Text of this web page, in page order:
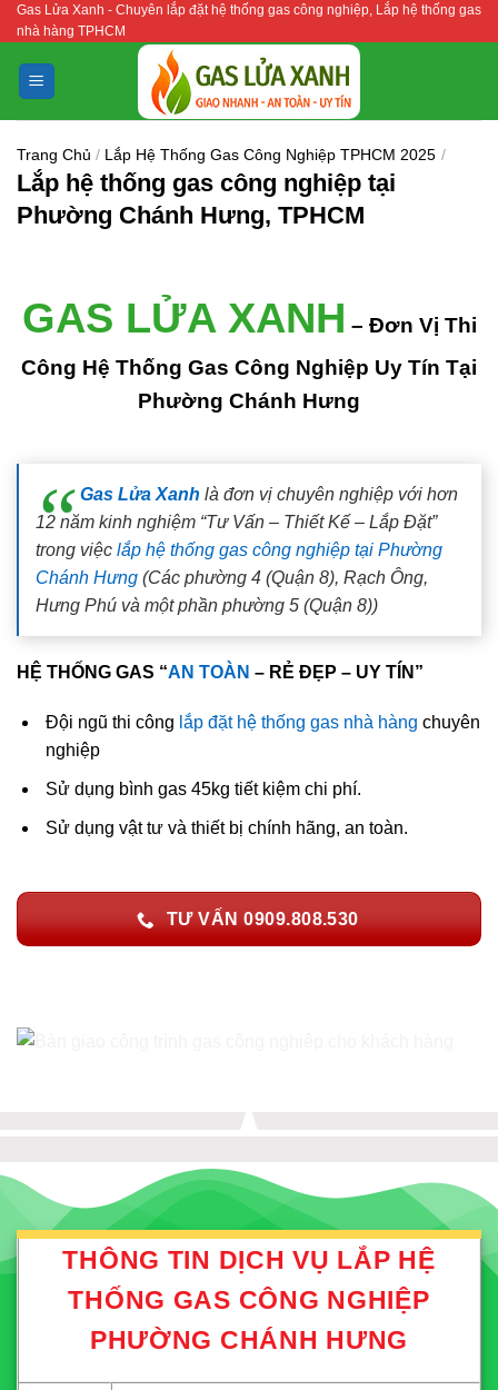
Bỏ
qua
nội
dung
Gas Lửa Xanh - Chuyên lắp đặt hệ thống gas công nghiệp, Lắp hệ thống gas
nhà hàng TPHCM
Trang Chủ / Lắp Hệ Thống Gas Công Nghiệp TPHCM 2025 /
Lắp hệ thống gas công nghiệp tại
Phường Chánh Hưng, TPHCM
GAS LỬA XANH – Đơn Vị Thi
Công Hệ Thống Gas Công Nghiệp Uy Tín Tại
Phường Chánh Hưng
Gas Lửa Xanh là đơn vị chuyên nghiệp với hơn
12 năm kinh nghiệm “Tư Vấn – Thiết Kế – Lắp Đặt”
trong việc lắp hệ thống gas công nghiệp tại Phường
Chánh Hưng (Các phường 4 (Quận 8), Rạch Ông,
Hưng Phú và một phần phường 5 (Quận 8))
HỆ THỐNG GAS “AN TOÀN – RẺ ĐẸP – UY TÍN”
Đội ngũ thi công lắp đặt hệ thống gas nhà hàng chuyên
nghiệp
Sử dụng bình gas 45kg tiết kiệm chi phí.
Sử dụng vật tư và thiết bị chính hãng, an toàn.
TƯ VẤN 0909.808.530
THÔNG TIN DỊCH VỤ LẮP HỆ
THỐNG GAS CÔNG NGHIỆP
PHƯỜNG CHÁNH HƯNG